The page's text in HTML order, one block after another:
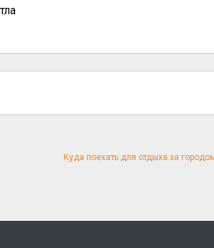
Куда поехать для отдыха за